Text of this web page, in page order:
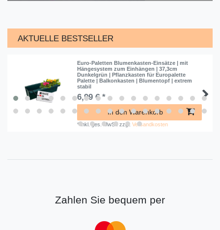
AKTUELLE BESTSELLER
Euro-Paletten Blumenkasten-Einsätze | mit
Hängesystem zum Einhängen | 37,3cm
Dunkelgrün | Pflanzkasten für Europalette
Palette | Balkonkasten | Blumentopf | extrem
stabil
6,99 € *
In den Warenkorb
* inkl. ges. MwSt.zzgl.Versandkosten
Zahlen Sie bequem per